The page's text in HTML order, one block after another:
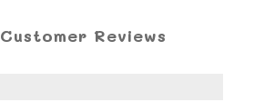
Customer Reviews